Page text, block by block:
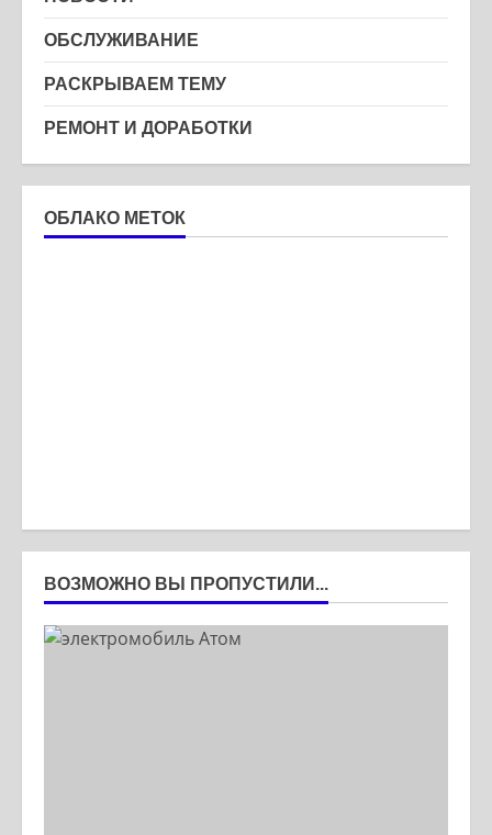
ОБСЛУЖИВАНИЕ
РАСКРЫВАЕМ ТЕМУ
РЕМОНТ И ДОРАБОТКИ
ОБЛАКО МЕТОК
ВОЗМОЖНО ВЫ ПРОПУСТИЛИ...